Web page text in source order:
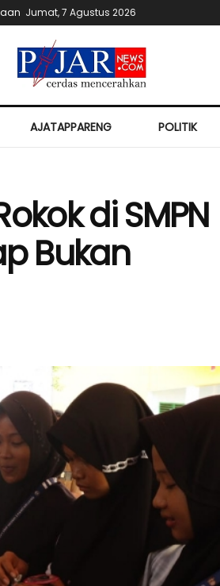
Jumat, 7 Agustus 2026
AJATAPPARENG POLITIK
di SMPN
Bukan